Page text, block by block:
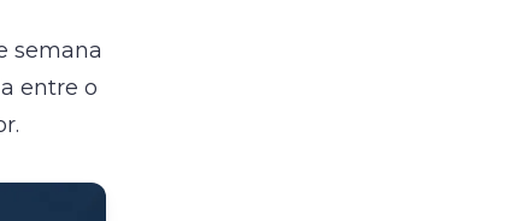
semana
entre o